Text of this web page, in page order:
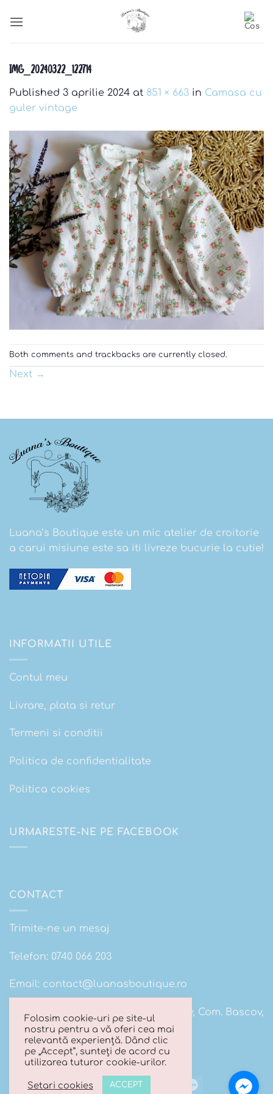
IMG_20240322_122714
Published 3 aprilie 2024 at 851 × 663 in Camasa cu
guler vintage
Both comments and trackbacks are currently closed.
Next →
Luana’s Boutique este un mic atelier de croitorie
a carui misiune este sa iti livreze bucurie la cutie!
INFORMATII UTILE
Contul meu
Livrare, plata si retur
Termeni si conditii
Politica de confidentialitate
Politica cookies
URMARESTE-NE PE FACEBOOK
CONTACT
Trimite-ne un mesaj
Telefon: 0740 066 203
Email: contact@luanasboutique.ro
Adresa: Str. Scolii nr 16B, Sat. Bascov, Com. Bascov,
Jud Arges
Visa MasterCard Maestro
Folosim cookie-uri pe site-ul
nostru pentru a vă oferi cea mai
relevantă experiență. Dând clic
pe „Accept”, sunteți de acord cu
utilizarea tuturor cookie-urilor.
Setari cookies ACCEPT